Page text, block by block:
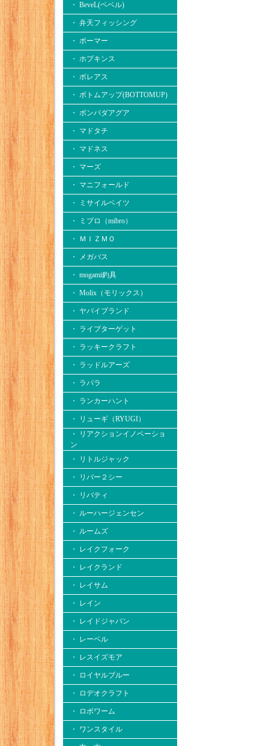
・ BeveL(ベベル)
・ 弁天フィッシング
・ ボーマー
・ ホプキンス
・ ボレアス
・ ボトムアップ(BOTTOMUP)
・ ボンバダアグア
・ マドタチ
・ マドネス
・ マーズ
・ マニフォールド
・ ミサイルベイツ
・ ミブロ（mibro）
・ ＭＩＺＭＯ
・ メガバス
・ mogami釣具
・ Molix（モリックス）
・ ヤバイブランド
・ ライブターゲット
・ ラッキークラフト
・ ラッドルアーズ
・ ラパラ
・ ランカーハント
・ リューギ（RYUGI）
・ リアクションイノベーショ
ン
・ リトルジャック
・ リバー２シー
・ リバティ
・ ルーハージェンセン
・ ルームズ
・ レイクフォーク
・ レイクランド
・ レイサム
・ レイン
・ レイドジャパン
・ レーベル
・ レスイズモア
・ ロイヤルブルー
・ ロデオクラフト
・ ロボワーム
・ ワンスタイル